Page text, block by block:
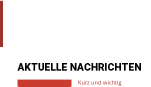
AKTUELLE NACHRICHTEN
Kurz und wichtig